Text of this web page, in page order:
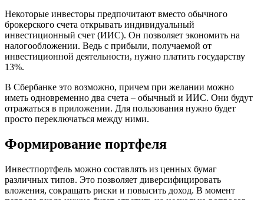
Некоторые инвесторы предпочитают вместо обычного
брокерского счета открывать индивидуальный
инвестиционный счет (ИИС). Он позволяет экономить на
налогообложении. Ведь с прибыли, получаемой от
инвестиционной деятельности, нужно платить государству
13%.
В Сбербанке это возможно, причем при желании можно
иметь одновременно два счета – обычный и ИИС. Они будут
отражаться в приложении. Для пользования нужно будет
просто переключаться между ними.
Формирование портфеля
Инвестпортфель можно составлять из ценных бумаг
различных типов. Это позволяет диверсифицировать
вложения, сокращать риски и повысить доход. В момент